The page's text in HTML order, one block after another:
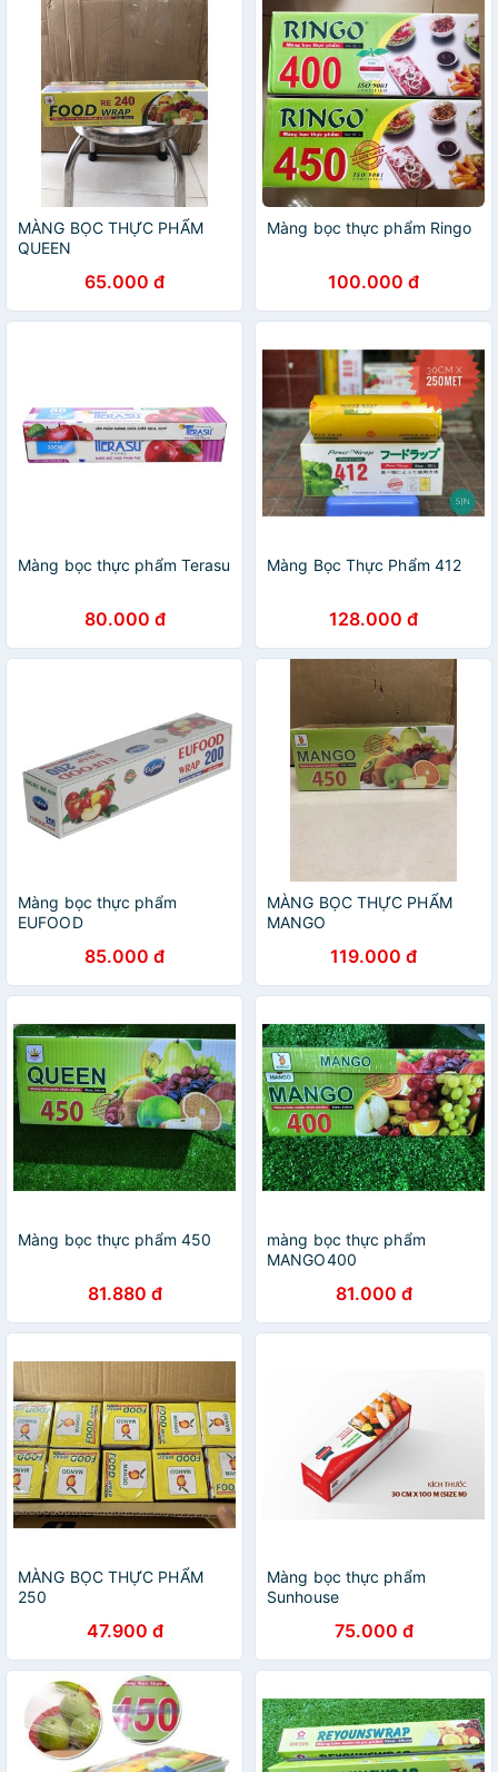
MÀNG BỌC THỰC PHẨM
QUEEN
65.000 đ
Màng bọc thực phẩm Ringo
100.000 đ
Màng bọc thực phẩm Terasu
80.000 đ
Màng Bọc Thực Phẩm 412
128.000 đ
Màng bọc thực phẩm
EUFOOD
85.000 đ
MÀNG BỌC THỰC PHẨM
MANGO
119.000 đ
Màng bọc thực phẩm 450
81.880 đ
màng bọc thực phẩm
MANGO400
81.000 đ
MÀNG BỌC THỰC PHẨM
250
47.900 đ
Màng bọc thực phẩm
Sunhouse
75.000 đ